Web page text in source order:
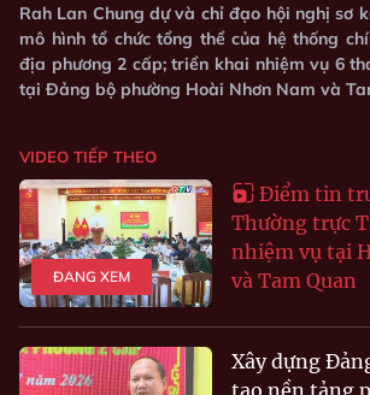
Rah Lan Chung dự và chỉ đạo hội nghị sơ
mô hình tổ chức tổng thể của hệ thống
địa phương 2 cấp; triển khai nhiệm vụ 6
tại Đảng bộ phường Hoài Nhơn Nam và
VIDEO TIẾP THEO
ĐANG XEM
Điểm tin
Thường trực
nhiệm vụ tại
và Tam Quan
Xây dựng